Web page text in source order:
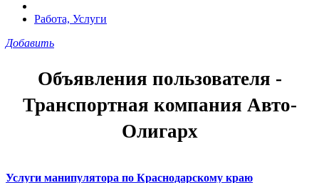
Работа, Услуги
Добавить
Объявления пользователя -
Транспортная компания Авто-
Олигарх
Услуги манипулятора по Краснодарскому краю